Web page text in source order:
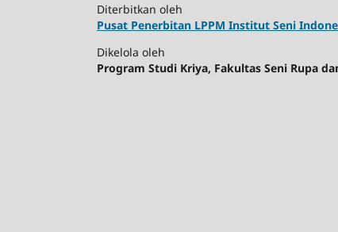
Diterbitkan oleh
Pusat Penerbitan LPPM Institut Seni
Dikelola oleh
Program Studi Kriya, Fakultas Seni Rupa